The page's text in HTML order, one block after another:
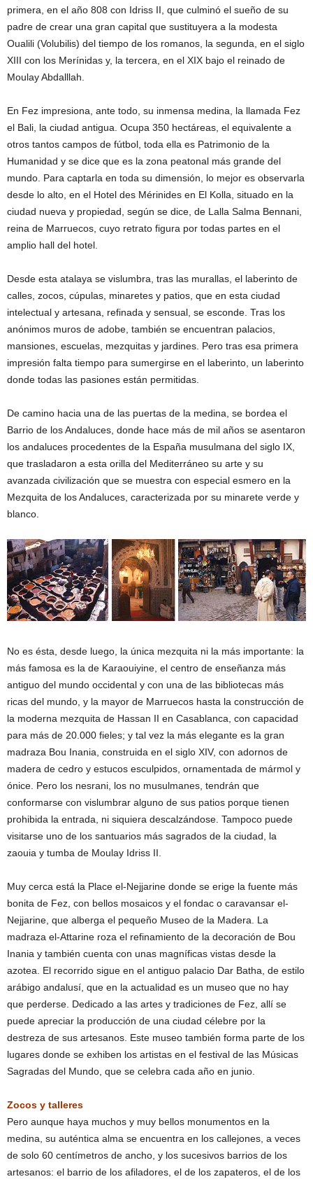
primera, en el año 808 con Idriss II, que culminó el sueño de su
padre de crear una gran capital que sustituyera a la modesta
Oualili (Volubilis) del tiempo de los romanos, la segunda, en el siglo
XIII con los Merínidas y, la tercera, en el XIX bajo el reinado de
Moulay Abdalllah.
En Fez impresiona, ante todo, su inmensa medina, la llamada Fez
el Bali, la ciudad antigua. Ocupa 350 hectáreas, el equivalente a
otros tantos campos de fútbol, toda ella es Patrimonio de la
Humanidad y se dice que es la zona peatonal más grande del
mundo. Para captarla en toda su dimensión, lo mejor es observarla
desde lo alto, en el Hotel des Mérinides en El Kolla, situado en la
ciudad nueva y propiedad, según se dice, de Lalla Salma Bennani,
reina de Marruecos, cuyo retrato figura por todas partes en el
amplio hall del hotel.
Desde esta atalaya se vislumbra, tras las murallas, el laberinto de
calles, zocos, cúpulas, minaretes y patios, que en esta ciudad
intelectual y artesana, refinada y sensual, se esconde. Tras los
anónimos muros de adobe, también se encuentran palacios,
mansiones, escuelas, mezquitas y jardines. Pero tras esa primera
impresión falta tiempo para sumergirse en el laberinto, un laberinto
donde todas las pasiones están permitidas.
De camino hacia una de las puertas de la medina, se bordea el
Barrio de los Andaluces, donde hace más de mil años se asentaron
los andaluces procedentes de la España musulmana del siglo IX,
que trasladaron a esta orilla del Mediterráneo su arte y su
avanzada civilización que se muestra con especial esmero en la
Mezquita de los Andaluces, caracterizada por su minarete verde y
blanco.
No es ésta, desde luego, la única mezquita ni la más importante: la
más famosa es la de Karaouiyine, el centro de enseñanza más
antiguo del mundo occidental y con una de las bibliotecas más
ricas del mundo, y la mayor de Marruecos hasta la construcción de
la moderna mezquita de Hassan II en Casablanca, con capacidad
para más de 20.000 fieles; y tal vez la más elegante es la gran
madraza Bou Inania, construida en el siglo XIV, con adornos de
madera de cedro y estucos esculpidos, ornamentada de mármol y
ónice. Pero los nesrani, los no musulmanes, tendrán que
conformarse con vislumbrar alguno de sus patios porque tienen
prohibida la entrada, ni siquiera descalzándose. Tampoco puede
visitarse uno de los santuarios más sagrados de la ciudad, la
zaouia y tumba de Moulay Idriss II.
Muy cerca está la Place el-Nejjarine donde se erige la fuente más
bonita de Fez, con bellos mosaicos y el fondac o caravansar el-
Nejjarine, que alberga el pequeño Museo de la Madera. La
madraza el-Attarine roza el refinamiento de la decoración de Bou
Inania y también cuenta con unas magníficas vistas desde la
azotea. El recorrido sigue en el antiguo palacio Dar Batha, de estilo
arábigo andalusí, que en la actualidad es un museo que no hay
que perderse. Dedicado a las artes y tradiciones de Fez, allí se
puede apreciar la producción de una ciudad célebre por la
destreza de sus artesanos. Este museo también forma parte de los
lugares donde se exhiben los artistas en el festival de las Músicas
Sagradas del Mundo, que se celebra cada año en junio.
Zocos y talleres
Pero aunque haya muchos y muy bellos monumentos en la
medina, su auténtica alma se encuentra en los callejones, a veces
de solo 60 centímetros de ancho, y los sucesivos barrios de los
artesanos: el barrio de los afiladores, el de los zapateros, el de los